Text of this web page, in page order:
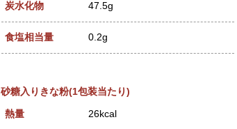
炭水化物 47.5g
食塩相当量 0.2g
砂糖入りきな粉(1包装当たり)
熱量 26kcal